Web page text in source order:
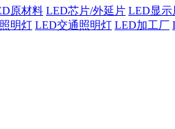
原材料 LED芯片/外延片 LED显示
明灯 LED交通照明灯 LED加工厂